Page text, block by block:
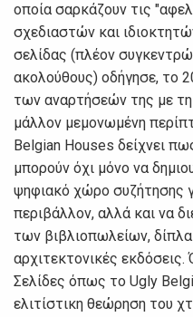
οποία σαρκάζουν τις
σχεδιαστών και
σελίδας (πλέον
ακολούθους) οδήγησε, το
των αναρτήσεών της με
μάλλον μεμονωμένη
Belgian Houses δείχνει
μπορούν όχι μόνο να
ψηφιακό χώρο συζήτησης
περιβάλλον, αλλά και να
των βιβλιοπωλείων,
αρχιτεκτονικές
Σελίδες όπως το Ugly
ελιτίστικη θεώρηση του